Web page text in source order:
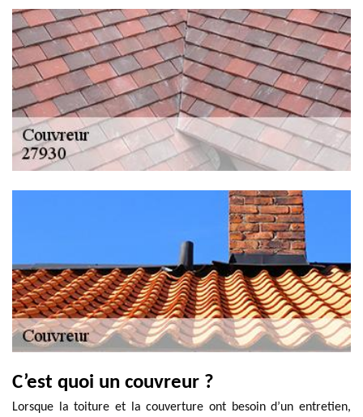
C’est quoi un couvreur ?
Lorsque la toiture et la couverture ont besoin d’un entretien,